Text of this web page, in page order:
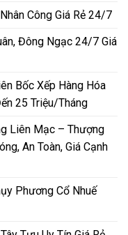
Công Giá Rẻ 24/7
Đông Ngạc 24/7 Giá
Bốc Xếp Hàng Hóa
25 Triệu/Tháng
Liên Mạc – Thượng
An Toàn, Giá Cạnh
Phương Cổ Nhuế